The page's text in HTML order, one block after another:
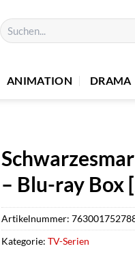
Suchen
nach:
ANIMATION DRAMA
– Blu-ray Box
Artikelnummer:
Kategorie: TV-Serien